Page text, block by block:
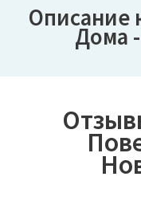
Описание
Дома